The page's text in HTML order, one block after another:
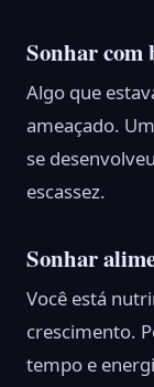
Sonhar com
Algo que
ameaçado.
se
escassez.
Sonhar
Você está
crescimento.
tempo e